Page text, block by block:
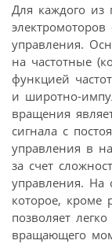
Для каждого из
управления.
на частотные
функцией
и широтно-
вращения
сигнала с
управления в
за счет
управления.
которое, кроме
позволяет
вращающего